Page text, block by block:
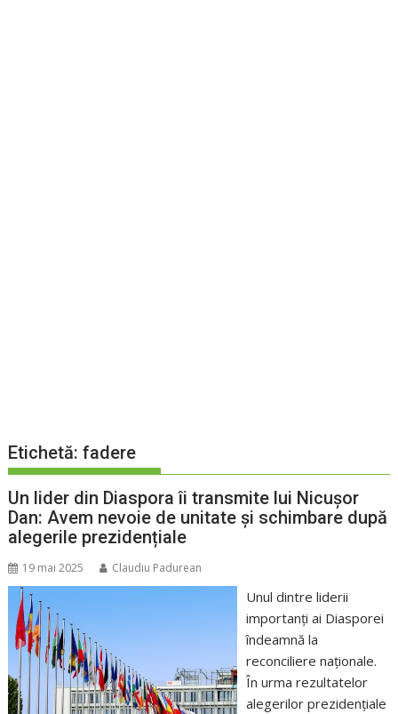
Etichetă:fadere
Un lider din Diaspora îi transmite lui Nicușor
Dan: Avem nevoie de unitate și schimbare după
alegerile prezidențiale
19 mai 2025 Claudiu Padurean
Unul dintre liderii
importanți ai Diasporei
îndeamnă la
reconciliere naționale.
În urma rezultatelor
alegerilor prezidențiale